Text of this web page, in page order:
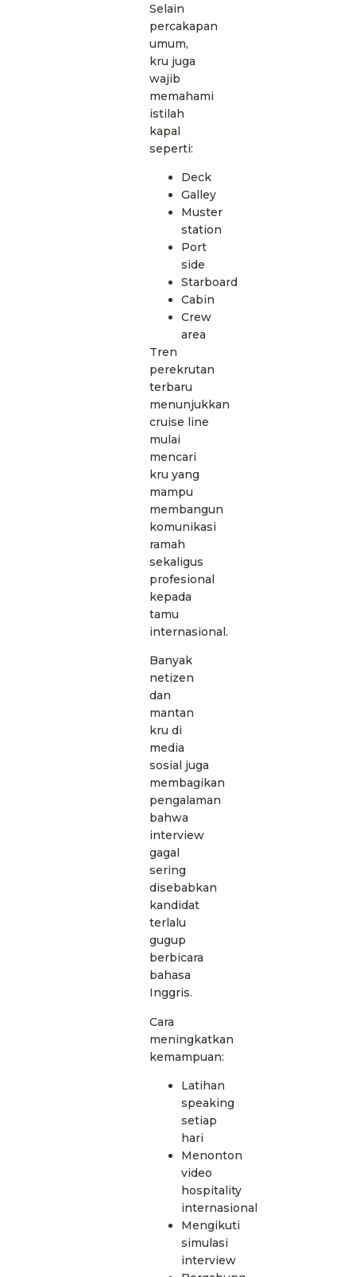
Selain
percakapan
umum,
kru juga
wajib
memahami
istilah
kapal
seperti:
Deck
Galley
Muster
station
Port
side
Starboard
Cabin
Crew
area
Tren
perekrutan
terbaru
menunjukkan
cruise line
mulai
mencari
kru yang
mampu
membangun
komunikasi
ramah
sekaligus
profesional
kepada
tamu
internasional.
Banyak
netizen
dan
mantan
kru di
media
sosial juga
membagikan
pengalaman
bahwa
interview
gagal
sering
disebabkan
kandidat
terlalu
gugup
berbicara
bahasa
Inggris.
Cara
meningkatkan
kemampuan:
Latihan
speaking
setiap
hari
Menonton
video
hospitality
internasional
Mengikuti
simulasi
interview